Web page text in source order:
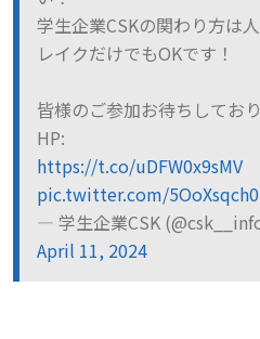
学生企業CSKの関わり方は
レイクだけでもOKです！
皆様のご参加お待ちしてお
HP:
https://t.co/uDFW0x9sMV
pic.twitter.com/
— 学生企業CSK
April 11, 2024